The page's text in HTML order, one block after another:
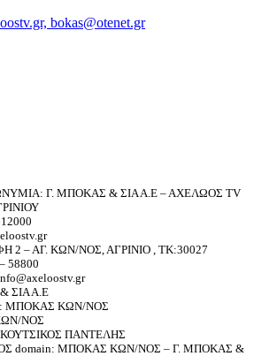
bokas@otenet.gr
Γ. ΜΠΟΚΑΣ & ΣΙΑ Α.Ε – ΑΧΕΛΩΟΣ TV
2 – ΑΓ. ΚΩΝ/ΝΟΣ, ΑΓΡΙΝΙΟ , ΤΚ:30027
58800
ΣΙΑ Α.Ε
ΜΠΟΚΑΣ ΚΩΝ/ΝΟΣ
ΝΟΣ
ΠΑΝΤΕΛΗΣ
domain: ΜΠΟΚΑΣ ΚΩΝ/ΝΟΣ – Γ. ΜΠΟΚΑΣ &